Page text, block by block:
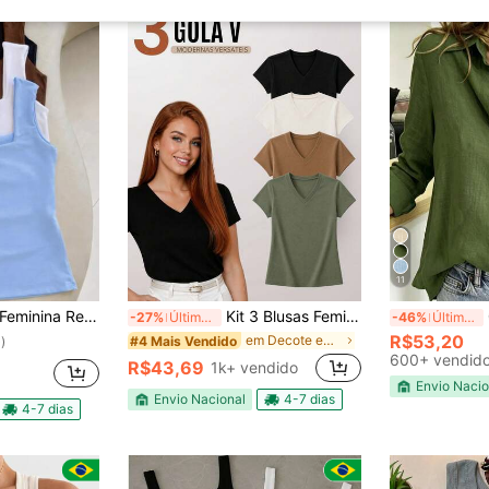
Basica Lisa Moda Elegante Tendencia Blogueira
4-7 dias
-27% Últimos 2 dias Kit 3 Blusas Feminina Gola V Básica Casual 100% Algodão Premium - G00
#4 Mais Vendido em Decote em V Tops, blusas e camisetas femininas
R$43,69 1k+ vendido
Envio Nacional 4-7 dias
11
-46% Últimos 2 dias
R$53,20
600+
Envio